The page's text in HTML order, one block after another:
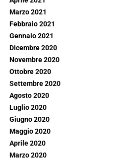
Marzo 2021
Febbraio 2021
Gennaio 2021
Dicembre 2020
Novembre 2020
Ottobre 2020
Settembre 2020
Agosto 2020
Luglio 2020
Giugno 2020
Maggio 2020
Aprile 2020
Marzo 2020